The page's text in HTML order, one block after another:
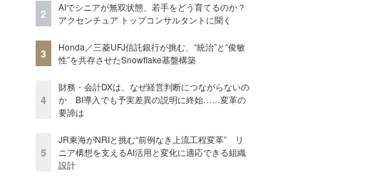
2
AIでシニアが無双状態、若手をどう育てるのか？
アクセンチュア トップコンサルタントに聞く
3
Honda／三菱UFJ信託銀行が挑む、“統治”と“俊敏
性”を共存させたSnowflake基盤構築
4
財務・会計DXは、なぜ経営判断につながらないの
か BI導入でも予実差異の説明に終始……変革の
要諦は
5
JR東海がNRIと挑む“前例なき上流工程変革” リ
ニア構想を支えるAI活用と変化に適応できる組織
設計